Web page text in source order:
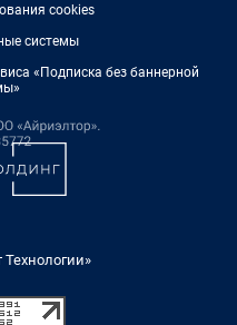
cookies
системы
«Подписка без баннерной